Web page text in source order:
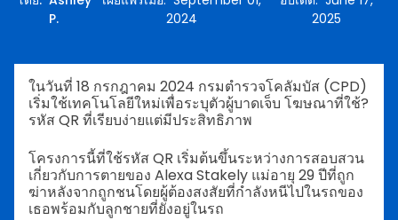
P.
2024
2025
ในวันที่ 18 กรกฎาคม 2024 กรมตำรวจโคลัมบัส (CPD)
เริ่มใช้เทคโนโลยีใหม่เพื่อระบุตัวผู้บาดเจ็บ โฆษณาที่ใช้?
รหัส QR ที่เรียบง่ายแต่มีประสิทธิภาพ
โครงการนี้ที่ใช้รหัส QR เริ่มต้นขึ้นระหว่างการสอบสวน
เกี่ยวกับการตายของ Alexa Stakely แม่อายุ 29 ปีที่ถูก
ฆ่าหลังจากถูกชนโดยผู้ต้องสงสัยที่กำลังหนีไปในรถของ
เธอพร้อมกับลูกชายที่ยังอยู่ในรถ